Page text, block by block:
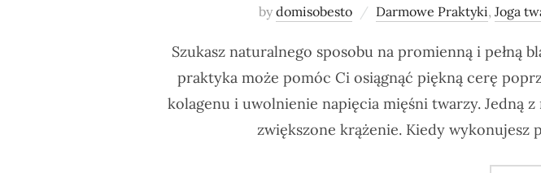
bydomisobesto Darmowe Praktyki, Joga
Szukasz naturalnego sposobu na promienną i pełną
praktyka może pomóc Ci osiągnąć piękną cerę
kolagenu i uwolnienie napięcia mięśni twarzy. Jedną
zwiększone krążenie. Kiedy